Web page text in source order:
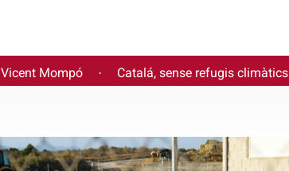
Vicent Mompó · Catalá, sense refugis climàtics